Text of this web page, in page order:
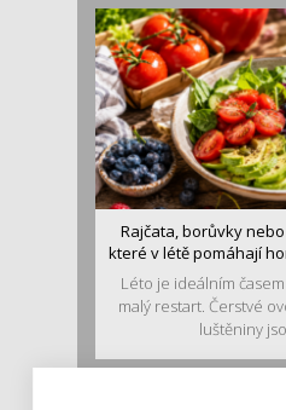
Rajčata, borůvky
které v létě pomáhají
Léto je ideálním
malý restart. Čerstvé
luštěniny